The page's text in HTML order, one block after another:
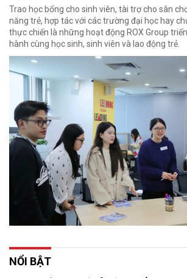
Trao học bổng cho sinh viên, tài trợ cho sân
năng trẻ, hợp tác với các trường đại học hay
thực chiến là những hoạt động ROX Group
hành cùng học sinh, sinh viên và lao động trẻ.
NỔI BẬT